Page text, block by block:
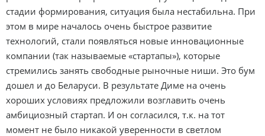
стадии формирования, ситуация была нестабильна. При
этом в мире началось очень быстрое развитие
технологий, стали появляться новые инновационные
компании (так называемые «стартапы»), которые
стремились занять свободные рыночные ниши. Это бум
дошел и до Беларуси. В результате Диме на очень
хороших условиях предложили возглавить очень
амбициозный стартап. И он согласился, т.к. на тот
момент не было никакой уверенности в светлом